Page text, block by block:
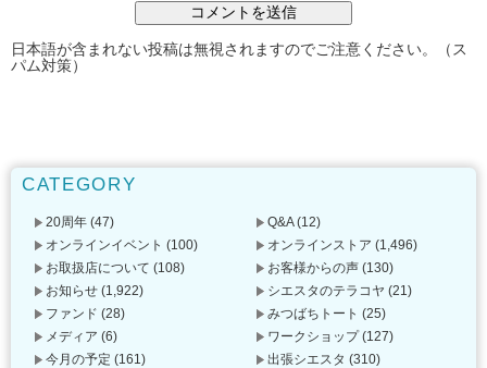
日本語が含まれない投稿は無視されますのでご注意ください。（ス
パム対策）
CATEGORY
20周年 (47) Q&A(12)
オンラインイベント (100) オンラインストア (1,496)
お取扱店について (108) お客様からの声 (130)
お知らせ (1,922) シエスタのテラコヤ (21)
ファンド (28) みつばちトート (25)
メディア (6) ワークショップ(127)
今月の予定 (161) 出張シエスタ (310)